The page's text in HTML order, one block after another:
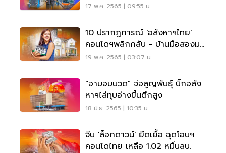
17 พ.ค. 2565 | 09:55 น.
10 ปรากฎการณ์ 'อสังหาฯไทย'
คอนโดฯพลิกกลับ - บ้านมือสองมา
แรง
19 พ.ค. 2565 | 03:07 น.
"อาบอบนวด" จ่อสูญพันธุ์ บิ๊กอสัง
หาฯไล่ทุบอ่างขึ้นตึกสูง
18 มิ.ย. 2565 | 10:35 น.
จีน 'ล็อกดาวน์' ยืดเยื้อ ฉุดโอนฯ
คอนโดไทย เหลือ 1.02 หมื่นลบ.